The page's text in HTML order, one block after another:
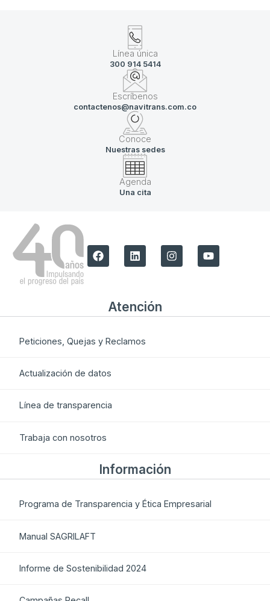
Línea única
300 914 5414
Escríbenos
contactenos@navitrans.com.co
Conoce
Nuestras sedes
Agenda
Una cita
Atención
Peticiones, Quejas y Reclamos
Actualización de datos
Línea de transparencia
Trabaja con nosotros
Información
Programa de Transparencia y Ética Empresarial
Manual SAGRILAFT
Informe de Sostenibilidad 2024